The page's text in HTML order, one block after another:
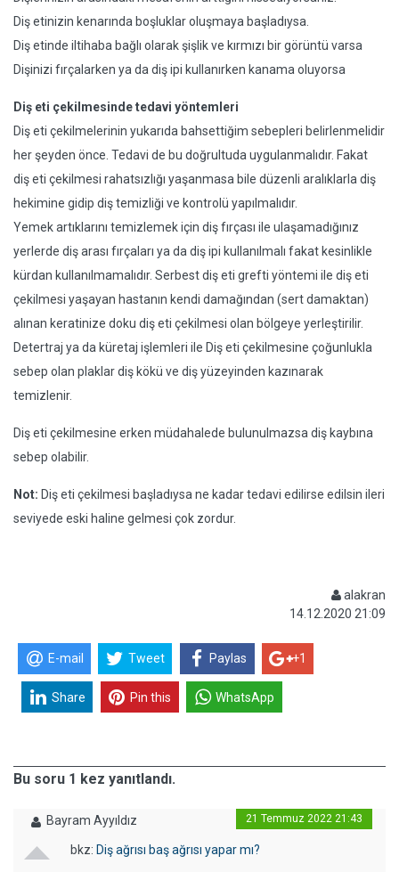
Diş etinizin kenarında boşluklar oluşmaya başladıysa.
Diş etinde iltihaba bağlı olarak şişlik ve kırmızı bir görüntü varsa
Dişinizi fırçalarken ya da diş ipi kullanırken kanama oluyorsa
Diş eti çekilmesinde tedavi yöntemleri
Diş eti çekilmelerinin yukarıda bahsettiğim sebepleri belirlenmelidir
her şeyden önce. Tedavi de bu doğrultuda uygulanmalıdır. Fakat
diş eti çekilmesi rahatsızlığı yaşanmasa bile düzenli aralıklarla diş
hekimine gidip diş temizliği ve kontrolü yapılmalıdır.
Yemek artıklarını temizlemek için diş fırçası ile ulaşamadığınız
yerlerde diş arası fırçaları ya da diş ipi kullanılmalı fakat kesinlikle
kürdan kullanılmamalıdır. Serbest diş eti grefti yöntemi ile diş eti
çekilmesi yaşayan hastanın kendi damağından (sert damaktan)
alınan keratinize doku diş eti çekilmesi olan bölgeye yerleştirilir.
Detertraj ya da küretaj işlemleri ile Diş eti çekilmesine çoğunlukla
sebep olan plaklar diş kökü ve diş yüzeyinden kazınarak
temizlenir.
Diş eti çekilmesine erken müdahalede bulunulmazsa diş kaybına
sebep olabilir.
Not: Diş eti çekilmesi başladıysa ne kadar tedavi edilirse edilsin ileri
seviyede eski haline gelmesi çok zordur.
alakran
14.12.2020 21:09
E-mail Tweet Paylas +1
Share Pin this WhatsApp
Bu soru 1 kez yanıtlandı.
Bayram Ayyıldız 21 Temmuz 2022 21:43
bkz: Diş ağrısı baş ağrısı yapar mı?